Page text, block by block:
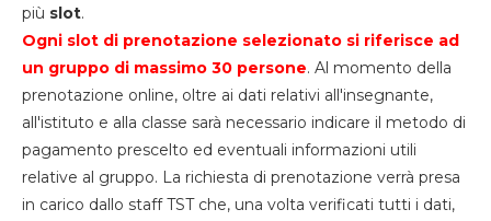
più slot.
Ogni slot di prenotazione selezionato si riferisce ad
un gruppo di massimo 30 persone. Al momento della
prenotazione online, oltre ai dati relativi all'insegnante,
all'istituto e alla classe sarà necessario indicare il metodo di
pagamento prescelto ed eventuali informazioni utili
relative al gruppo. La richiesta di prenotazione verrà presa
in carico dallo staff TST che, una volta verificati tutti i dati,